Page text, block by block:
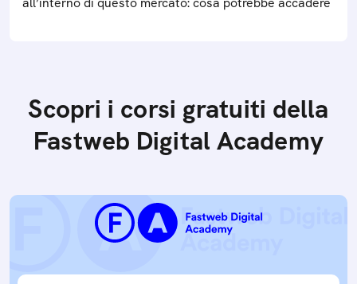
Scopri i corsi gratuiti della
Fastweb Digital Academy